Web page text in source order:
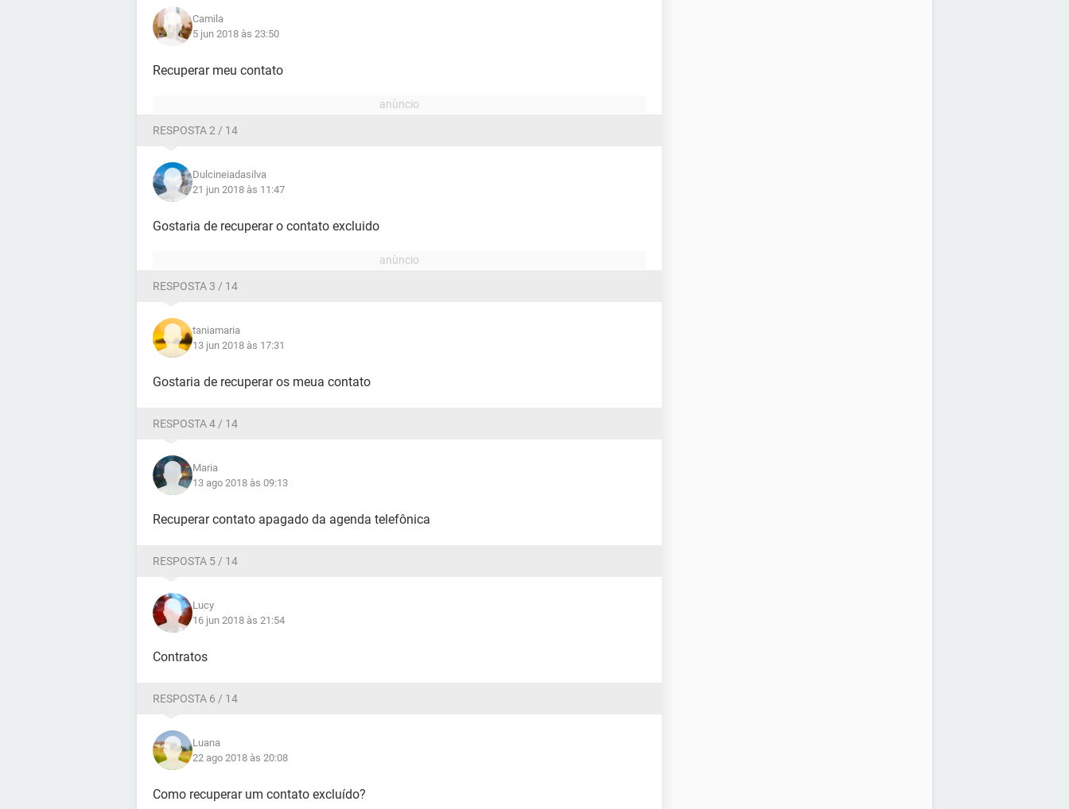
Camila
5 jun 2018 às 23:50
Recuperar meu contato
RESPOSTA 2 / 14
Dulcineiadasilva
21 jun 2018 às 11:47
Gostaria de recuperar o contato excluido
RESPOSTA 3 / 14
taniamaria
13 jun 2018 às 17:31
Gostaria de recuperar os meua contato
RESPOSTA 4 / 14
Maria
13 ago 2018 às 09:13
Recuperar contato apagado da agenda telefônica
RESPOSTA 5 / 14
Lucy
16 jun 2018 às 21:54
Contratos
RESPOSTA 6 / 14
Luana
22 ago 2018 às 20:08
Como recuperar um contato excluído?